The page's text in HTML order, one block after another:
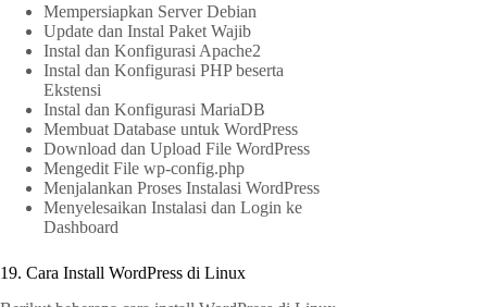
Mempersiapkan Server Debian
Update dan Instal Paket Wajib
Instal dan Konfigurasi Apache2
Instal dan Konfigurasi PHP beserta
Ekstensi
Instal dan Konfigurasi MariaDB
Membuat Database untuk WordPress
Download dan Upload File WordPress
Mengedit File wp-config.php
Menjalankan Proses Instalasi WordPress
Menyelesaikan Instalasi dan Login ke
Dashboard
19. Cara Install WordPress di Linux